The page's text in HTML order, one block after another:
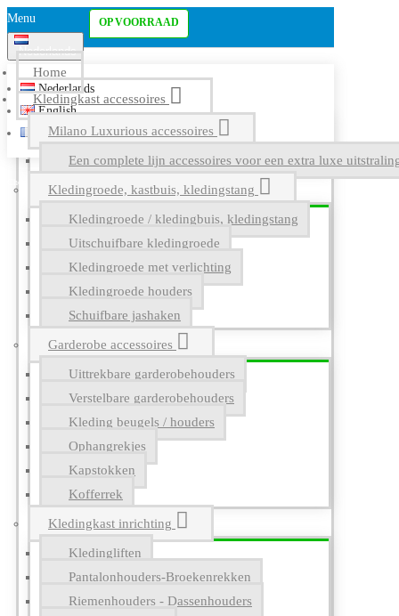
Menu
Nederlands
Nederlands
English
Français
Home
Kledingkast accessoires
Milano Luxurious accessoires
Een complete lijn accessoires voor een extra luxe
Kledingroede, kastbuis, kledingstang
Kledingroede / kledingbuis, kledingstang
Uitschuifbare kledingroede
Kledingroede met verlichting
Kledingroede houders
Schuifbare jashaken
Garderobe accessoires
Uittrekbare garderobehouders
Verstelbare garderobehouders
Kleding beugels / houders
Ophangrekjes
Kapstokken
Kofferrek
Kledingkast inrichting
Kledingliften
Pantalonhouders-Broekenrekken
Riemenhouders - Dassenhouders
OP VOORRAAD